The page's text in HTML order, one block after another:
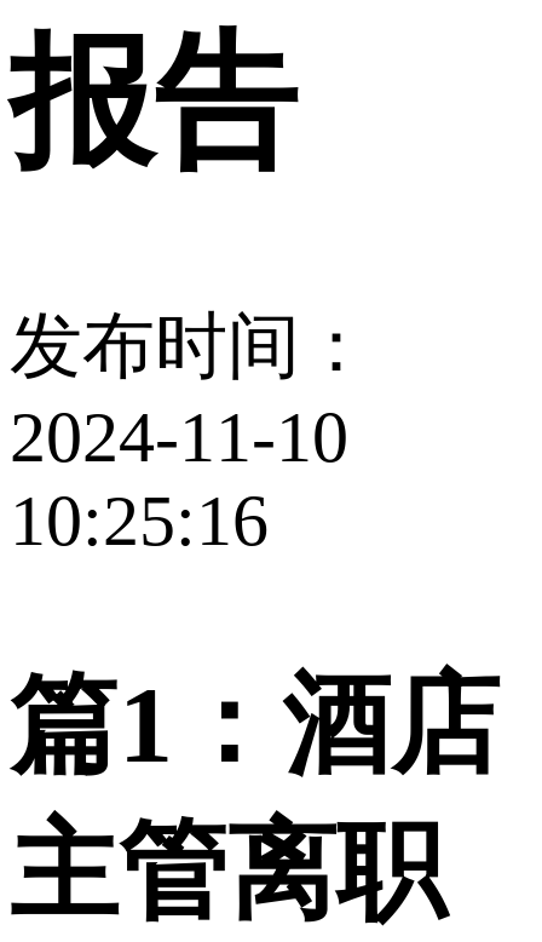
报告
发布时间：
2024-11-10
10:25:16
篇1：酒店
主管离职